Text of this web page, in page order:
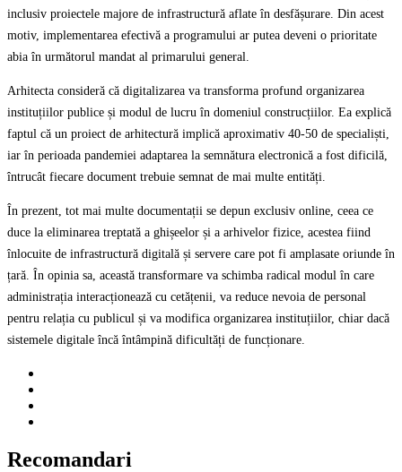
inclusiv proiectele majore de infrastructură aflate în desfășurare. Din acest
motiv, implementarea efectivă a programului ar putea deveni o prioritate
abia în următorul mandat al primarului general.
Arhitecta consideră că digitalizarea va transforma profund organizarea
instituțiilor publice și modul de lucru în domeniul construcțiilor. Ea explică
faptul că un proiect de arhitectură implică aproximativ 40-50 de specialiști,
iar în perioada pandemiei adaptarea la semnătura electronică a fost dificilă,
întrucât fiecare document trebuie semnat de mai multe entități.
În prezent, tot mai multe documentații se depun exclusiv online, ceea ce
duce la eliminarea treptată a ghișeelor și a arhivelor fizice, acestea fiind
înlocuite de infrastructură digitală și servere care pot fi amplasate oriunde în
țară. În opinia sa, această transformare va schimba radical modul în care
administrația interacționează cu cetățenii, va reduce nevoia de personal
pentru relația cu publicul și va modifica organizarea instituțiilor, chiar dacă
sistemele digitale încă întâmpină dificultăți de funcționare.
Recomandari